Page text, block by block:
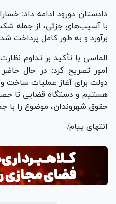
دادستان دورود ادامه داد:
با آسیب‌های جزئی، از جمله
برآورد و به طور کامل پرداخت
الماسی با تأکید بر تداوم
امور تصریح کرد: در حال
دولت برای آغاز عملیات ساخت
هستیم و دستگاه قضایی تا
حقوق شهروندان، موضوع را با
انتهای پیام/